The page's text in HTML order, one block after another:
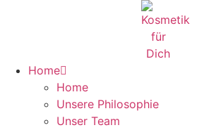
Home
Home
Unsere Philosophie
Unser Team